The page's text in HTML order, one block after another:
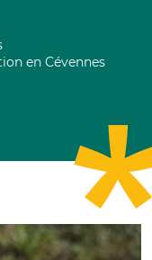
en Cévennes